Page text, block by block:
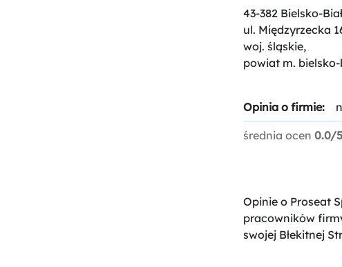
43-382 Bielsko-
ul. Międzyrzecka
woj. śląskie,
powiat m. bielsko-
Opinia o firmie:
średnia ocen 0.0/5
Opinie o Proseat
pracowników
swojej Błekitnej